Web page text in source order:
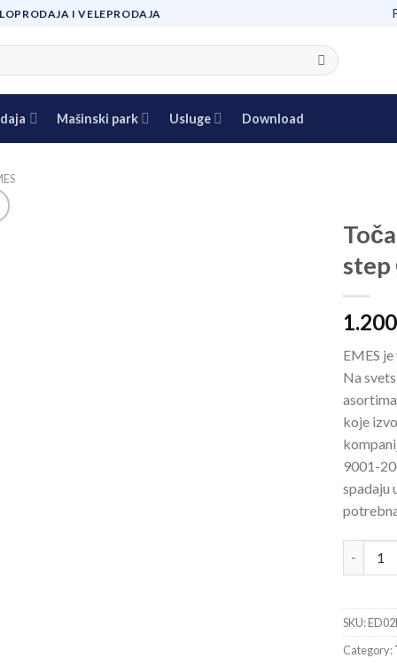
I VELEPRODAJA
Mašinski park Usluge Download
EMES
Na
koje
9001-
spadaju
SKU:
Category: